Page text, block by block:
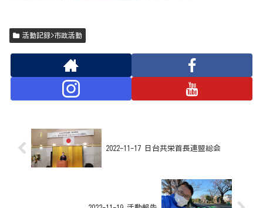
活動記録>市政活動
2022-11-17 日台共栄首長連盟総会